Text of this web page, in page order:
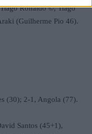
Ronaldo ©, Tiago
(Guilherme Pio 46).
(30); 2-1, Angola (77).
Santos (45+1),